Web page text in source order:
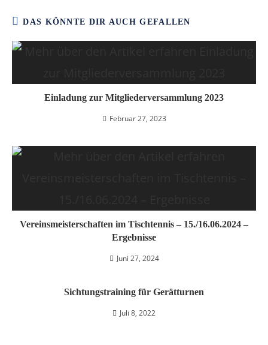
DAS KÖNNTE DIR AUCH GEFALLEN
Einladung zur Mitgliederversammlung 2023
Februar 27, 2023
Vereinsmeisterschaften im Tischtennis – 15./16.06.2024 –
Ergebnisse
Juni 27, 2024
Sichtungstraining für Gerätturnen
Juli 8, 2022